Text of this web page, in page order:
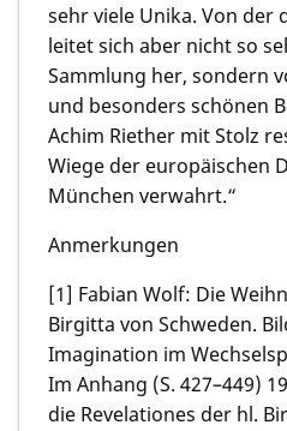
sehr viele Unika. Von der
leitet sich aber nicht so
Sammlung her, sondern
und besonders schönen
Achim Riether mit Stolz
Wiege der europäischen
München verwahrt.“
Anmerkungen
[1] Fabian Wolf: Die
Birgitta von Schweden.
Imagination im
Im Anhang (S. 427–449)
die Revelationes der hl.